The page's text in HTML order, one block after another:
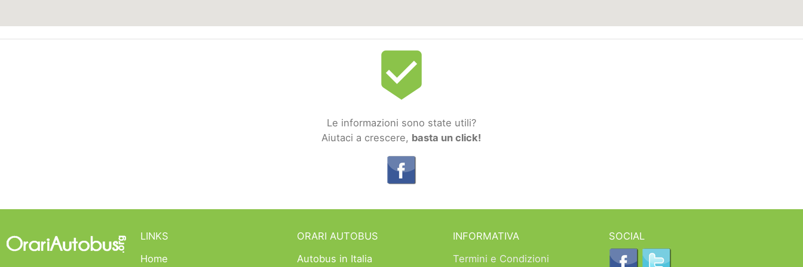
beenhere
Le informazioni sono state utili?
Aiutaci a crescere, basta un click!
LINKS
Home
ORARI AUTOBUS
Autobus in Italia
INFORMATIVA
Termini e Condizioni
SOCIAL